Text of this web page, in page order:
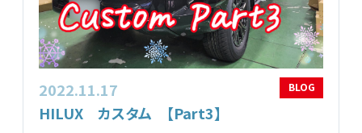
2022.11.17 BLOG
HILUX カスタム 【Part3】